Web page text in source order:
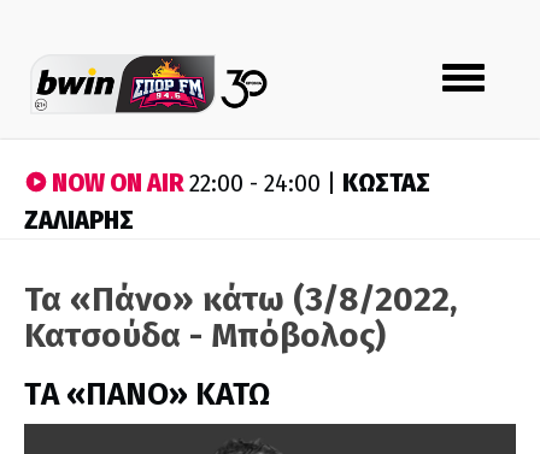
Toggle
navigation
NOW ON AIR22:00 - 24:00 | ΚΩΣΤΑΣ
ΖΑΛΙΑΡΗΣ
Τα «Πάνο» κάτω (3/8/2022,
Κατσούδα - Μπόβολος)
ΤA «ΠΑΝΟ» ΚΑΤΩ